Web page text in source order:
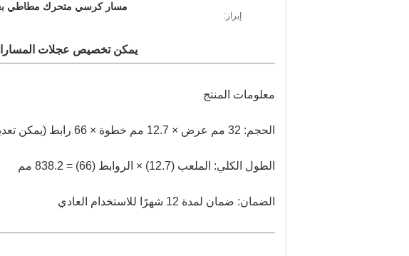
إبراز:
مسار كرسي متحرك مطاطي بعرض
يمكن تخصيص عجلات
معلومات المنتج
الحجم: 32 مم عرض × 12.7 مم خطوة × 66 رابط (يمكن تعديل الرابط وفقًا للمتطلبات)
الطول الكلي: الملعب (12.7) × الروابط (66) = 838.2 مم
الضمان: ضمان لمدة 12 شهرًا للاستخدام العادي